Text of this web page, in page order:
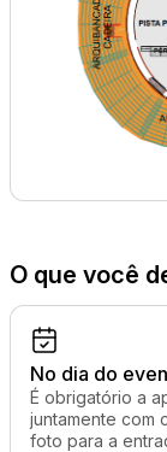
O que você
No dia do
É obrigatório a
juntamente com
foto para a